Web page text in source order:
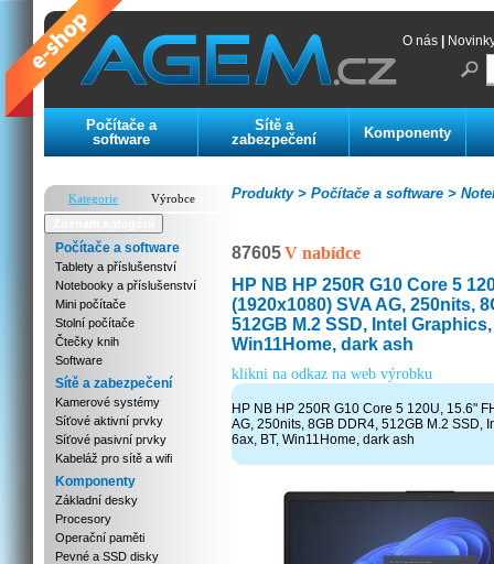
O nás
Počítače a
software
Sítě a
zabezpečení
Komponenty
Kategorie
Výrobce
Počítače a software
Tablety a příslušenství
Notebooky a příslušenství
Mini počítače
Stolní počítače
Čtečky knih
Software
Sítě a zabezpečení
Kamerové systémy
Síťové aktivní prvky
Síťové pasivní prvky
Kabeláž pro sítě a wifi
Komponenty
Základní desky
Procesory
Operační paměti
Pevné a SSD disky
Počítače a software >
Produkty >
87605V nabídce
HP NB HP 250R G10 Core 5
(1920x1080) SVA AG, 250nits,
512GB M.2 SSD, Intel
Win11Home, dark ash
klikni na odkaz na web výrobku
HP NB HP 250R G10 Core 5 120U, 15.6"
AG, 250nits, 8GB DDR4, 512GB M.2 SSD,
6ax, BT, Win11Home, dark ash